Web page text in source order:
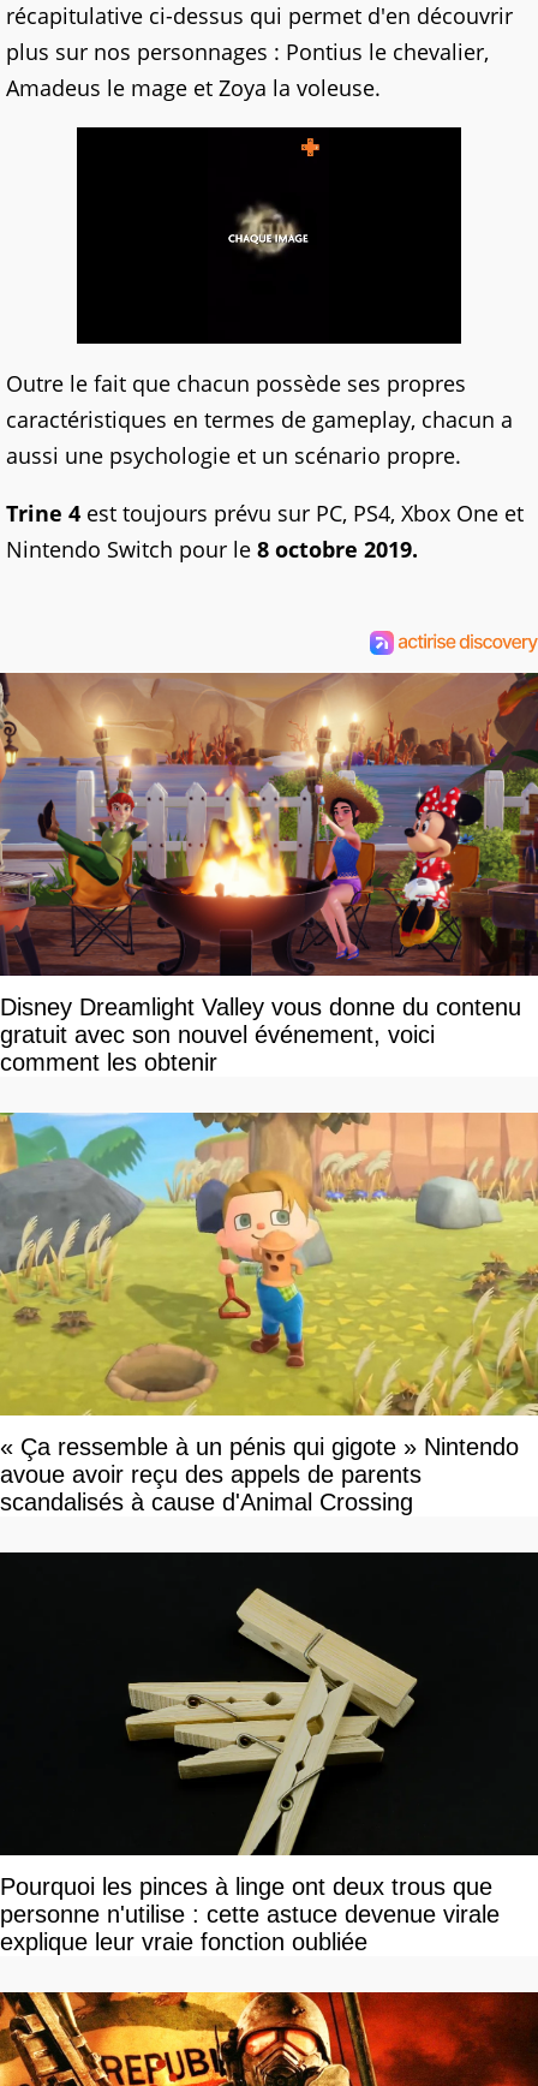
récapitulative ci-dessus qui permet d'en découvrir
plus sur nos personnages : Pontius le chevalier,
Amadeus le mage et Zoya la voleuse.
Outre le fait que chacun possède ses propres
caractéristiques en termes de gameplay, chacun a
aussi une psychologie et un scénario propre.
Trine 4 est toujours prévu sur PC, PS4, Xbox One et
Nintendo Switch pour le 8 octobre 2019.
Disney Dreamlight Valley vous donne du contenu
gratuit avec son nouvel événement, voici
comment les obtenir
« Ça ressemble à un pénis qui gigote » Nintendo
avoue avoir reçu des appels de parents
scandalisés à cause d'Animal Crossing
Pourquoi les pinces à linge ont deux trous que
personne n'utilise : cette astuce devenue virale
explique leur vraie fonction oubliée